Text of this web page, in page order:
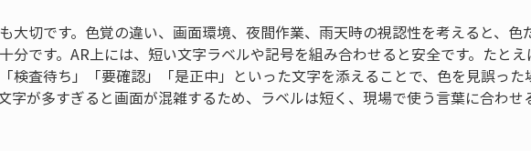
大切です。色覚の違い、画面環境、夜間作業、雨天時の視認性を考えると、色
分です。AR上には、短い文字ラベルや記号を組み合わせると安全です。たと
検査待ち」「要確認」「是正中」といった文字を添えることで、色を見誤った
字が多すぎると画面が混雑するため、ラベルは短く、現場で使う言葉に合わせ